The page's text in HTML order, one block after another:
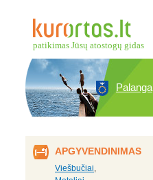
patikimas Jūsų atostogų gidas
Palanga
APGYVENDINIMAS
Viešbučiai,